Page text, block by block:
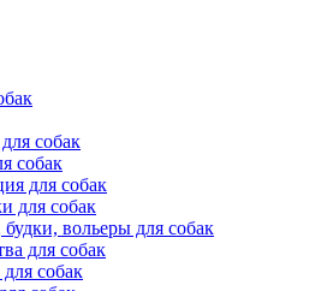
собак
собак
для собак
для собак
вольеры для собак
для собак
собак